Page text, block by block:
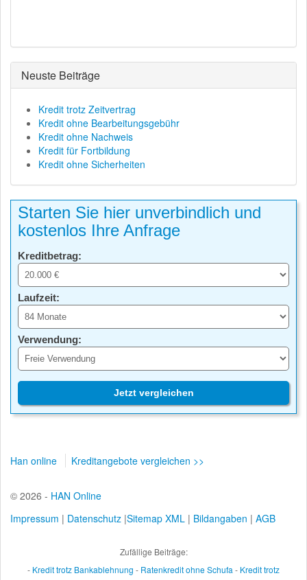
Neuste Beiträge
Kredit trotz Zeitvertrag
Kredit ohne Bearbeitungsgebühr
Kredit ohne Nachweis
Kredit für Fortbildung
Kredit ohne Sicherheiten
Starten Sie hier unverbindlich und
kostenlos Ihre Anfrage
Kreditbetrag:
Laufzeit:
Verwendung:
Jetzt vergleichen
Han online Kreditangebote vergleichen >>
© 2026 - HAN Online
Impressum | Datenschutz |Sitemap XML | Bildangaben | AGB
Zufällige Beiträge:
- Kredit trotz Bankablehnung - Ratenkredit ohne Schufa - Kredit trotz